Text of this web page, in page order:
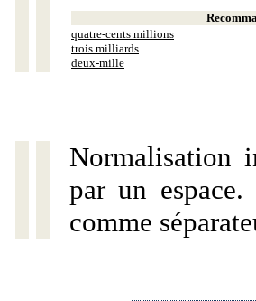
quatre-cents millions
trois milliards
deux-mille
Normalisation
par un
comme